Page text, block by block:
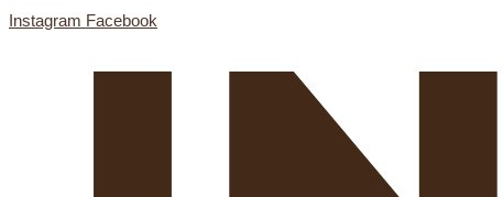
Instagram Facebook